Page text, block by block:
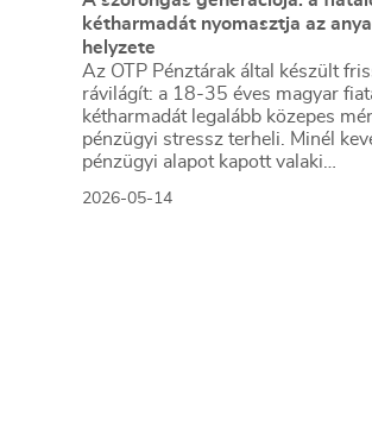
kétharmadát nyomasztja az
helyzete
Az OTP Pénztárak által készült
rávilágít: a 18-35 éves magyar
kétharmadát legalább közepes
pénzügyi stressz terheli. Minél
pénzügyi alapot kapott valaki
szorongása. A felmérés rámutat
2026-05-14